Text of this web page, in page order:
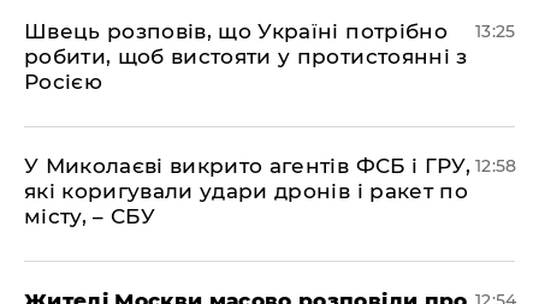
Швець розповів, що Україні потрібно
робити, щоб вистояти у протистоянні з
Росією
13:25
У Миколаєві викрито агентів ФСБ і ГРУ,
які коригували удари дронів і ракет по
місту, – СБУ
12:58